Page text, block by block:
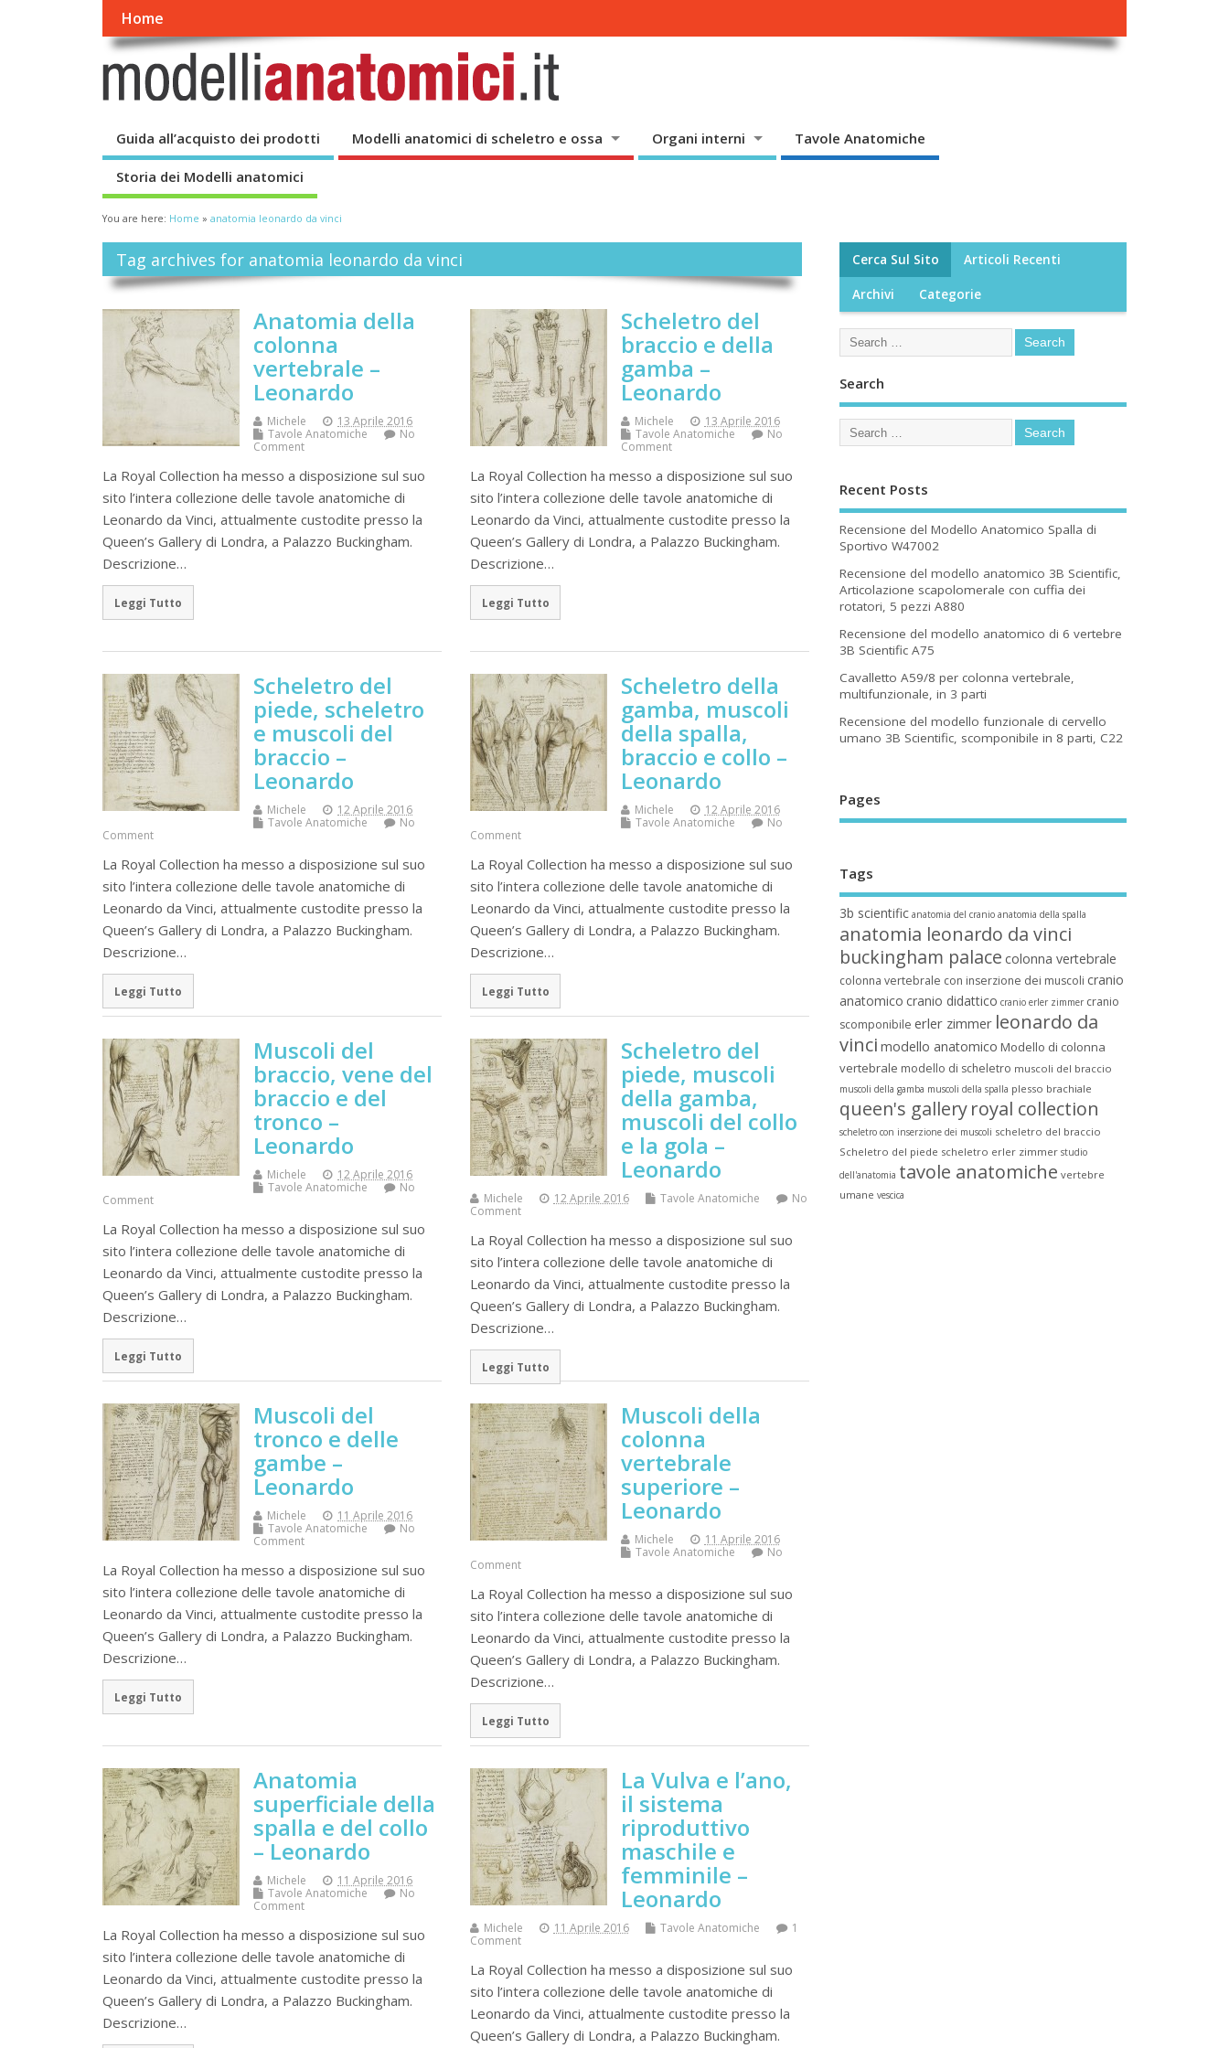
Home
Guida all’acquisto dei prodotti Modelli anatomici di scheletro e ossa Organi interni Tavole Anatomiche
Storia dei Modelli anatomici
You are here: Home » anatomia leonardo da vinci
Tag archives for anatomia leonardo da vinci
Anatomia della
colonna
vertebrale –
Leonardo
Michele
13 Aprile 2016
Tavole Anatomiche
No
Comment
La Royal Collection ha messo a disposizione sul suo
sito l’intera collezione delle tavole anatomiche di
Leonardo da Vinci, attualmente custodite presso la
Queen’s Gallery di Londra, a Palazzo Buckingham.
Descrizione…
Leggi Tutto
Scheletro del
braccio e della
gamba –
Leonardo
Michele
13 Aprile 2016
Tavole Anatomiche
No
Comment
La Royal Collection ha messo a disposizione sul suo
sito l’intera collezione delle tavole anatomiche di
Leonardo da Vinci, attualmente custodite presso la
Queen’s Gallery di Londra, a Palazzo Buckingham.
Descrizione…
Leggi Tutto
Scheletro del
piede, scheletro
e muscoli del
braccio –
Leonardo
Michele
12 Aprile 2016
Tavole Anatomiche
No
Comment
La Royal Collection ha messo a disposizione sul suo
sito l’intera collezione delle tavole anatomiche di
Leonardo da Vinci, attualmente custodite presso la
Queen’s Gallery di Londra, a Palazzo Buckingham.
Descrizione…
Leggi Tutto
Scheletro della
gamba, muscoli
della spalla,
braccio e collo –
Leonardo
Michele
12 Aprile 2016
Tavole Anatomiche
No
Comment
La Royal Collection ha messo a disposizione sul suo
sito l’intera collezione delle tavole anatomiche di
Leonardo da Vinci, attualmente custodite presso la
Queen’s Gallery di Londra, a Palazzo Buckingham.
Descrizione…
Leggi Tutto
Muscoli del
braccio, vene del
braccio e del
tronco –
Leonardo
Michele
12 Aprile 2016
Tavole Anatomiche
No
Comment
La Royal Collection ha messo a disposizione sul suo
sito l’intera collezione delle tavole anatomiche di
Leonardo da Vinci, attualmente custodite presso la
Queen’s Gallery di Londra, a Palazzo Buckingham.
Descrizione…
Leggi Tutto
Scheletro del
piede, muscoli
della gamba,
muscoli del collo
e la gola –
Leonardo
Michele 12 Aprile 2016 Tavole Anatomiche
No
Comment
La Royal Collection ha messo a disposizione sul suo
sito l’intera collezione delle tavole anatomiche di
Leonardo da Vinci, attualmente custodite presso la
Queen’s Gallery di Londra, a Palazzo Buckingham.
Descrizione…
Leggi Tutto
Muscoli del
tronco e delle
gambe –
Leonardo
Michele
11 Aprile 2016
Tavole Anatomiche
No
Comment
La Royal Collection ha messo a disposizione sul suo
sito l’intera collezione delle tavole anatomiche di
Leonardo da Vinci, attualmente custodite presso la
Queen’s Gallery di Londra, a Palazzo Buckingham.
Descrizione…
Leggi Tutto
Muscoli della
colonna
vertebrale
superiore –
Leonardo
Michele
11 Aprile 2016
Tavole Anatomiche
No
Comment
La Royal Collection ha messo a disposizione sul suo
sito l’intera collezione delle tavole anatomiche di
Leonardo da Vinci, attualmente custodite presso la
Queen’s Gallery di Londra, a Palazzo Buckingham.
Descrizione…
Leggi Tutto
Anatomia
superficiale della
spalla e del collo
– Leonardo
Michele
11 Aprile 2016
Tavole Anatomiche
No
Comment
La Royal Collection ha messo a disposizione sul suo
sito l’intera collezione delle tavole anatomiche di
Leonardo da Vinci, attualmente custodite presso la
Queen’s Gallery di Londra, a Palazzo Buckingham.
Descrizione…
La Vulva e l’ano,
il sistema
riproduttivo
maschile e
femminile –
Leonardo
Michele 11 Aprile 2016 Tavole Anatomiche
1
Comment
La Royal Collection ha messo a disposizione sul suo
sito l’intera collezione delle tavole anatomiche di
Leonardo da Vinci, attualmente custodite presso la
Queen’s Gallery di Londra, a Palazzo Buckingham.
Cerca Sul Sito Articoli Recenti
Archivi Categorie
Search
Recent Posts
Recensione del Modello Anatomico Spalla di
Sportivo W47002
Recensione del modello anatomico 3B Scientific,
Articolazione scapolomerale con cuffia dei
rotatori, 5 pezzi A880
Recensione del modello anatomico di 6 vertebre
3B Scientific A75
Cavalletto A59/8 per colonna vertebrale,
multifunzionale, in 3 parti
Recensione del modello funzionale di cervello
umano 3B Scientific, scomponibile in 8 parti, C22
Pages
Tags
3b scientific anatomia del cranio anatomia della spalla
anatomia leonardo da vinci
buckingham palace colonna vertebrale
colonna vertebrale con inserzione dei muscoli cranio
anatomico cranio didattico cranio erler zimmer cranio
scomponibile erler zimmer leonardo da
vinci modello anatomico Modello di colonna
vertebrale modello di scheletro muscoli del braccio
muscoli della gamba muscoli della spalla plesso brachiale
queen's galleryroyal collection
scheletro con inserzione dei muscoli scheletro del braccio
Scheletro del piede scheletro erler zimmer studio
dell'anatomia tavole anatomiche vertebre
umane vescica